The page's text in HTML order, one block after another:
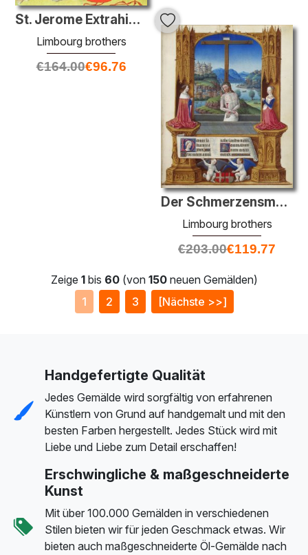
St. Jerome Extrahieren einer Thorn
Limbourg brothers
€164.00€96.76
Der Schmerzensmann
Limbourg brothers
€203.00€119.77
Zeige 1bis 60(von 150neuen Gemälden)
1
2 3 [Nächste >>]
Handgefertigte Qualität
Jedes Gemälde wird sorgfältig von erfahrenen
Künstlern von Grund auf handgemalt und mit den
besten Farben hergestellt. Jedes Stück wird mit
Liebe und Liebe zum Detail erschaffen!
Erschwingliche & maßgeschneiderte
Kunst
Mit über 100.000 Gemälden in verschiedenen
Stilen bieten wir für jeden Geschmack etwas. Wir
bieten auch maßgeschneiderte Öl-Gemälde nach